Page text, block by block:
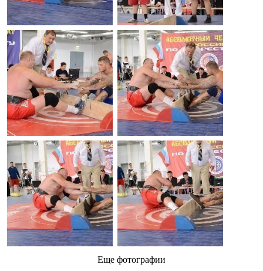
Еще фотографии